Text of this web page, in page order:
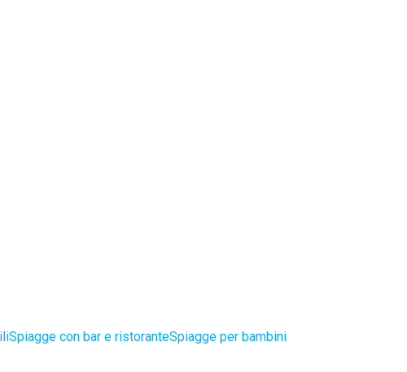
Spiagge con bar e ristoranteSpiagge per bambini